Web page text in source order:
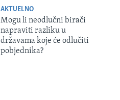
AKTUELNO
Mogu li neodlučni birači
napraviti razliku u
državama koje će odlučiti
pobjednika?